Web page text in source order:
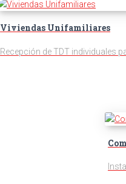
Viviendas Unifamiliares
Recepción de TDT individuales